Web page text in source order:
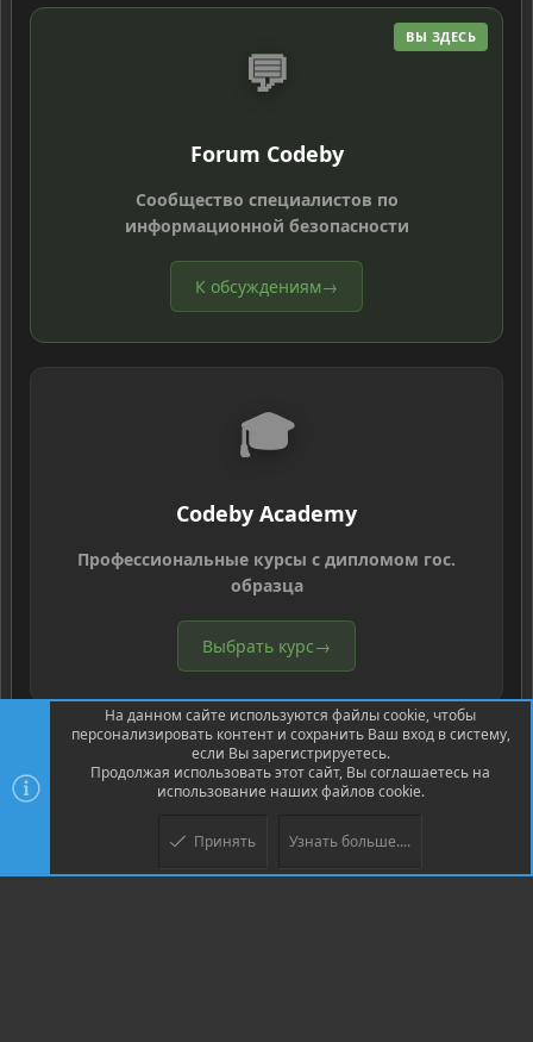
ВЫ ЗДЕСЬ
💬
Forum Codeby
Сообщество специалистов по
информационной безопасности
К обсуждениям→
🎓
Codeby Academy
Профессиональные курсы с дипломом гос.
образца
Выбрать курс→
Community platform by XenForo ® © 2010-2026 XenForo Ltd.
© Jason Axelrod of 8WAYRUN
На данном сайте используются файлы cookie, чтобы
персонализировать контент и сохранить Ваш вход в систему,
если Вы зарегистрируетесь.
Продолжая использовать этот сайт, Вы соглашаетесь на
использование наших файлов cookie.
Принять Узнать больше....